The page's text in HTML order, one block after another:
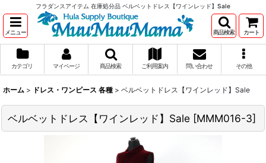
フラダンスアイテム 在庫処分品 ベルベットドレス【ワインレッド】Sale
メニュー 商品検索 カート
カテゴリ マイページ 商品検索 ご利用案内 問い合わせ その他
ホーム > ドレス・ワンピース 各種 > ベルベットドレス【ワインレッド】Sale
ベルベットドレス【ワインレッド】Sale [MMM016-3]